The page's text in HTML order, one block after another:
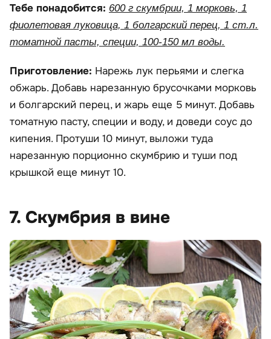
Тебе понадобится: 600 г скумбрии, 1 морковь, 1
фиолетовая луковица, 1 болгарский перец, 1 ст.л.
томатной пасты, специи, 100-150 мл воды.
Приготовление: Нарежь лук перьями и слегка
обжарь. Добавь нарезанную брусочками морковь
и болгарский перец, и жарь еще 5 минут. Добавь
томатную пасту, специи и воду, и доведи соус до
кипения. Протуши 10 минут, выложи туда
нарезанную порционно скумбрию и туши под
крышкой еще минут 10.
7. Скумбрия в вине